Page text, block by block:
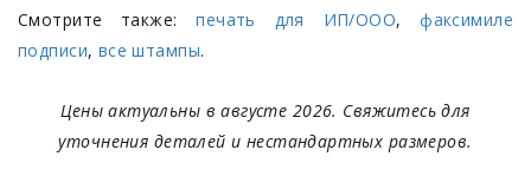
Смотрите также:печать для ИП/ООО,факсимиле
подписи, все штампы.
Цены актуальны в августе 2026. Свяжитесь для
уточнения деталей и нестандартных размеров.